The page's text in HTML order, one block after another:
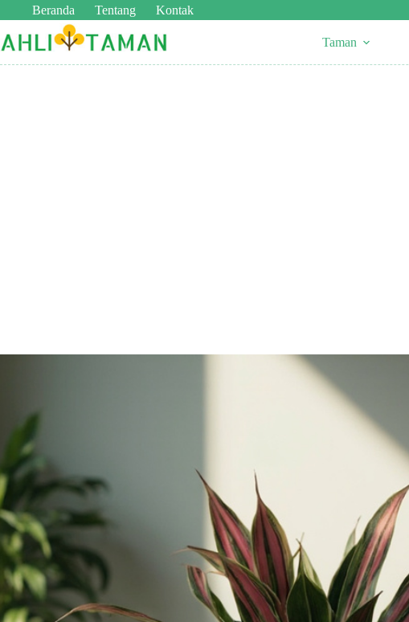
Beranda Tentang Kontak
Taman